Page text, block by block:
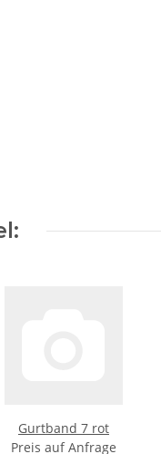
Gurtband 7 rot
Preis auf Anfrage